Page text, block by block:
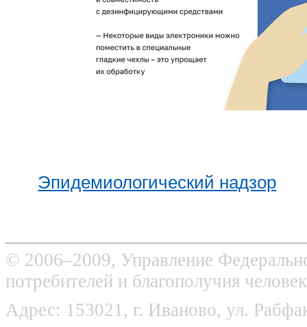
Эпидемиологический надзор
© 2006–2009, Управление
потребителей и благополучия
Адрес: 153021, г. Иваново, ул.